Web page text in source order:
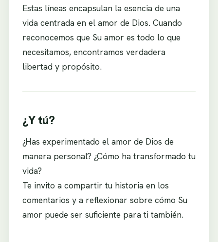
Estas líneas encapsulan la esencia de una
vida centrada en el amor de Dios. Cuando
reconocemos que Su amor es todo lo que
necesitamos, encontramos verdadera
libertad y propósito.
¿Y tú?
¿Has experimentado el amor de Dios de
manera personal? ¿Cómo ha transformado tu
vida?
Te invito a compartir tu historia en los
comentarios y a reflexionar sobre cómo Su
amor puede ser suficiente para ti también.